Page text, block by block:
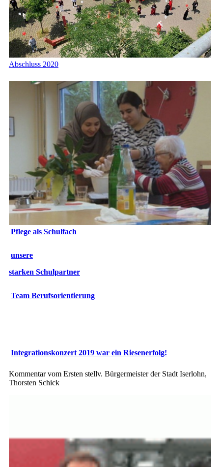
Abschluss 2020
Pflege als Schulfach
unsere
starken Schulpartner
Team Berufsorientierung
Integrationskonzert 2019 war ein Riesenerfolg!
Kommentar vom Ersten stellv. Bürgermeister der Stadt Iserlohn,
Thorsten Schick